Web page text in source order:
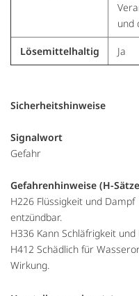
und
Lösemittelhaltig Ja
Sicherheitshinweise
Signalwort
Gefahr
Gefahrenhinweise (H-
H226 Flüssigkeit und Dampf
entzündbar.
H336 Kann Schläfrigkeit
H412 Schädlich für
Wirkung.